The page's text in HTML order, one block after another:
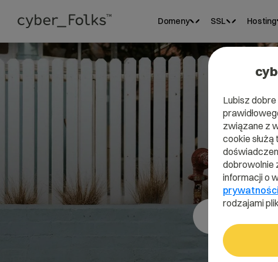
Domeny SSL Hosting
Lubisz
związane z
cookie
dobrowolnie
informacji o
prywatności
rodzajami